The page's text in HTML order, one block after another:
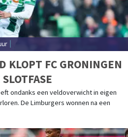
KLOPT FC GRONINGEN
ondanks een veldoverwicht in eigen
De Limburgers wonnen na een